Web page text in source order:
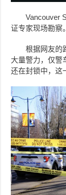
Vancouver
证专家现场勘察。
根据网友的
大量警力，仅警
还在封锁中，这